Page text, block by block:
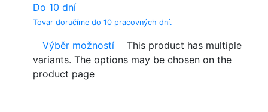
Do 10 dní
Tovar doručíme do 10 pracovných dní.
Výběr možností
This product has multiple
variants. The options may be chosen on the
product page